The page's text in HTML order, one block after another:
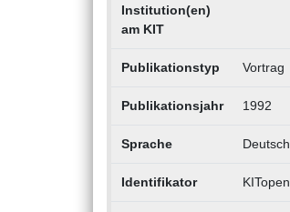
Institution(en)
am KIT
Publikationstyp Vortrag
Publikationsjahr 1992
Sprache Deutsch
Identifikator